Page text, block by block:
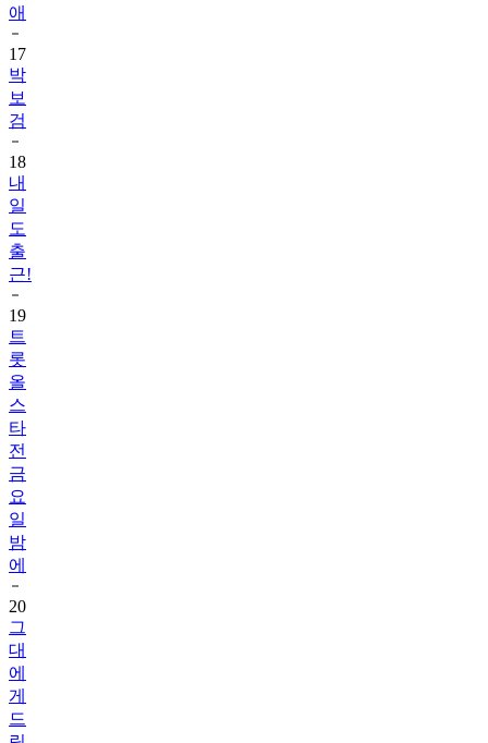
애
17
박
보
검
18
내
일
도
출
근!
19
트
롯
올
스
타
전
금
요
일
밤
에
20
그
대
에
게
드